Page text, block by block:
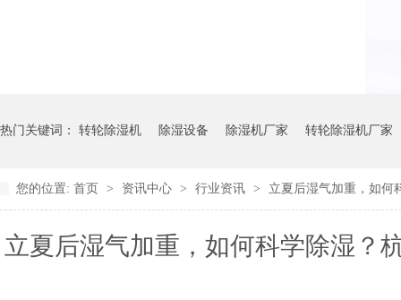
热门关键词： 转轮除湿机 除湿设备 除湿机厂家 转轮除湿机厂家
您的位置: 首页 > 资讯中心 > 行业资讯 > 立夏后湿气加重，如何
立夏后湿气加重，如何科学除湿？